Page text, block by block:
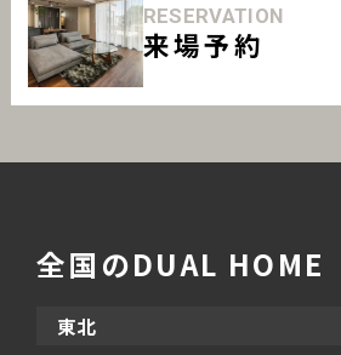
RESERVATION
来場予約
全国のDUAL HOME
東北